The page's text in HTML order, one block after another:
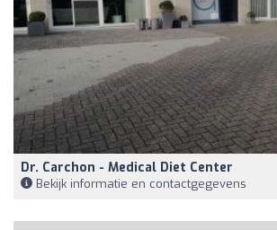
Dr. Carchon - Medical Diet Center
Bekijk informatie en contactgegevens